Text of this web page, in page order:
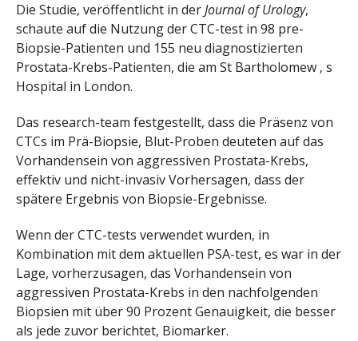
Die Studie, veröffentlicht in derJournal of Urology,
schaute auf die Nutzung der CTC-test in 98 pre-
Biopsie-Patienten und 155 neu diagnostizierten
Prostata-Krebs-Patienten, die am St Bartholomew ‚ s
Hospital in London.
Das research-team festgestellt, dass die Präsenz von
CTCs im Prä-Biopsie, Blut-Proben deuteten auf das
Vorhandensein von aggressiven Prostata-Krebs,
effektiv und nicht-invasiv Vorhersagen, dass der
spätere Ergebnis von Biopsie-Ergebnisse.
Wenn der CTC-tests verwendet wurden, in
Kombination mit dem aktuellen PSA-test, es war in der
Lage, vorherzusagen, das Vorhandensein von
aggressiven Prostata-Krebs in den nachfolgenden
Biopsien mit über 90 Prozent Genauigkeit, die besser
als jede zuvor berichtet, Biomarker.